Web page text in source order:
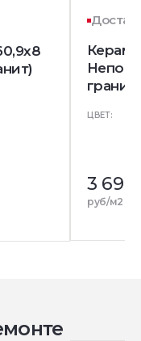
гранит)
ЦВЕТ:
3 690
руб/м2